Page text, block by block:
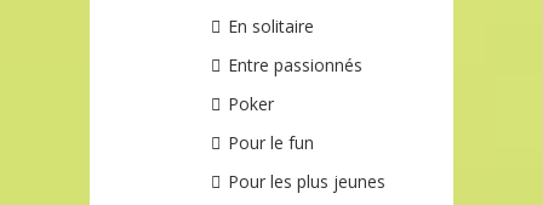
En solitaire
Entre passionnés
Poker
Pour le fun
Pour les plus jeunes